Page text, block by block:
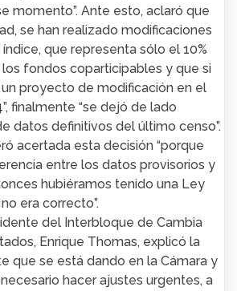
momento”. Ante esto, aclaró que
se han realizado modificaciones
que representa sólo el 10%
fondos coparticipables y que si
proyecto de modificación en el
finalmente “se dejó de lado
datos definitivos del último censo”.
acertada esta decisión “porque
entre los datos provisorios y
hubiéramos tenido una Ley
era correcto”.
del Interbloque de Cambia
Enrique Thomas, explicó la
que se está dando en la Cámara y
hacer ajustes urgentes, a